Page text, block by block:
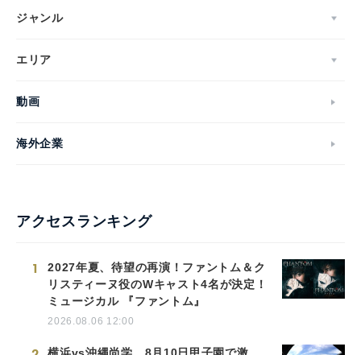
ジャンル
エリア
動画
海外企業
アクセスランキング
1
2027年夏、待望の再演！ファントム＆ク
リスティーヌ役のWキャスト4名が決定！
ミュージカル 『ファントム』
2026.08.06 12:00